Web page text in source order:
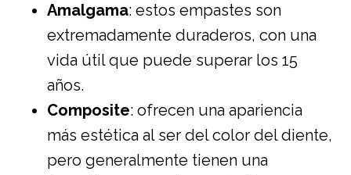
Amalgama: estos empastes son
extremadamente duraderos, con una
vida útil que puede superar los 15
años.
Composite: ofrecen una apariencia
más estética al ser del color del diente,
pero generalmente tienen una